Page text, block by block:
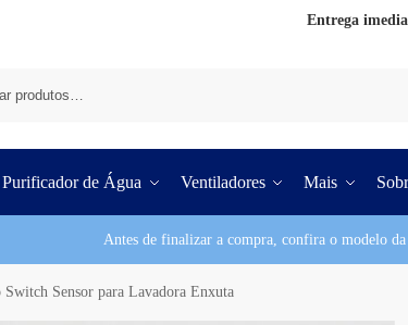
Entrega
Purificador de Água Ventiladores Mais
Antes de finalizar a compra, confira o modelo
Sensor para Lavadora Enxuta